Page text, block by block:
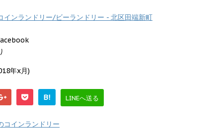
インランドリー/ビーランドリー - 北区田端新町
年x月)
B! LINEへ送る
コインランドリー